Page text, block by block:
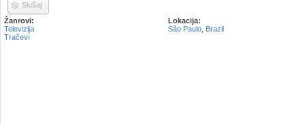
Slušaj
Žanrovi:
Televizija
Tračevi
Lokacija:
São Paulo Brazil